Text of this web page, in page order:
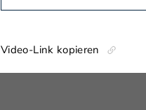
Video-Link kopieren